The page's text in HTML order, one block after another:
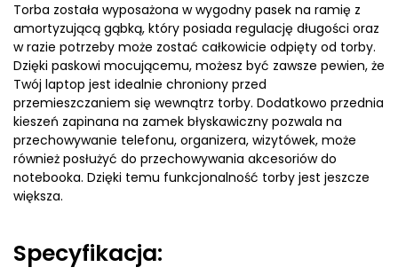
Torba została wyposażona w wygodny pasek na ramię z
amortyzującą gąbką, który posiada regulację długości oraz
w razie potrzeby może zostać całkowicie odpięty od torby.
Dzięki paskowi mocującemu, możesz być zawsze pewien, że
Twój laptop jest idealnie chroniony przed
przemieszczaniem się wewnątrz torby. Dodatkowo przednia
kieszeń zapinana na zamek błyskawiczny pozwala na
przechowywanie telefonu, organizera, wizytówek, może
również posłużyć do przechowywania akcesoriów do
notebooka. Dzięki temu funkcjonalność torby jest jeszcze
większa.
Specyfikacja: